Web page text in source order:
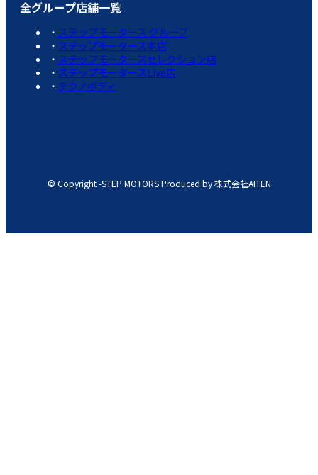
全グループ店舗一覧
ステップモータース グループ
ステップモータース本店
ステップモータースセレクション店
ステップモータースLive店
テクノボディ
© Copyright -STEP MOTORS Produced by 株式会社AITEN